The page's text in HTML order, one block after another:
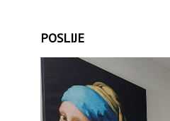
POSLIJE